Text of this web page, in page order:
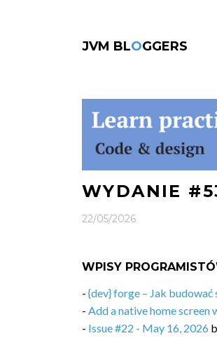
JVM BLOGGERS
WYDANIE
22/05/2026
WPISY
- {dev} forge – Jak
- Add a native home
- Issue #22 - May 16, 2026